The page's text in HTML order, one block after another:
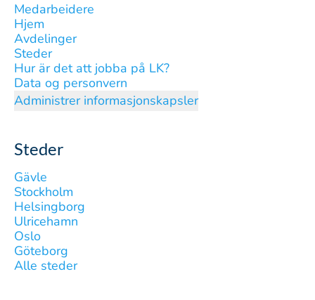
Medarbeidere
Hjem
Avdelinger
Steder
Hur är det att jobba på LK?
Data og personvern
Administrer informasjonskapsler
Steder
Gävle
Stockholm
Helsingborg
Ulricehamn
Oslo
Göteborg
Alle steder